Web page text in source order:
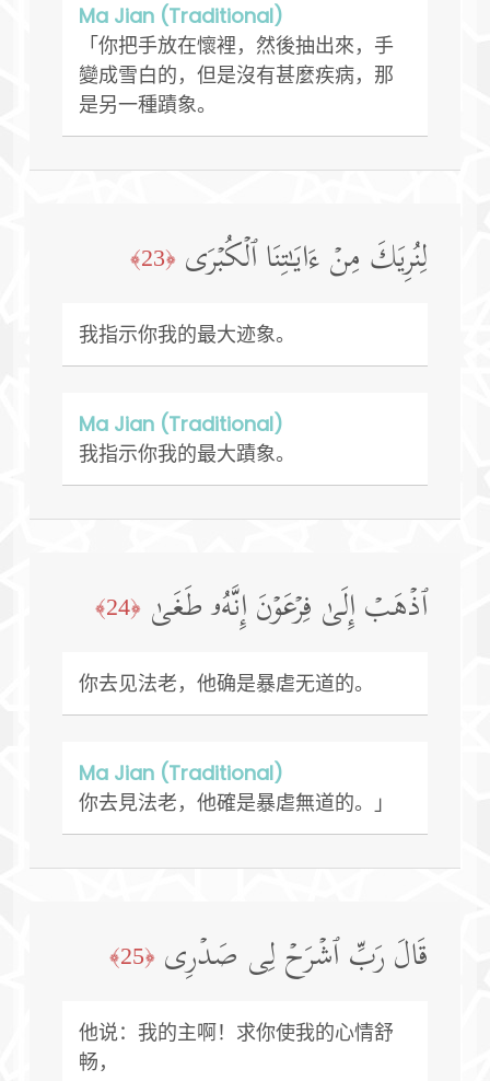
Ma Jian (Traditional)
「你把手放在懷裡，然後抽出來，手
變成雪白的，但是沒有甚麼疾病，那
是另一種蹟象。
لِنُرِیَكَ مِنۡ ءَایَـٰتِنَا ٱلۡكُبۡرَى ﴿23﴾
我指示你我的最大迹象。
Ma Jian (Traditional)
我指示你我的最大蹟象。
ٱذۡهَبۡ إِلَىٰ فِرۡعَوۡنَ إِنَّهُۥ طَغَىٰ ﴿24﴾
你去见法老，他确是暴虐无道的。
Ma Jian (Traditional)
你去見法老，他確是暴虐無道的。」
قَالَ رَبِّ ٱشۡرَحۡ لِی صَدۡرِی ﴿25﴾
他说：我的主啊！求你使我的心情舒
畅，